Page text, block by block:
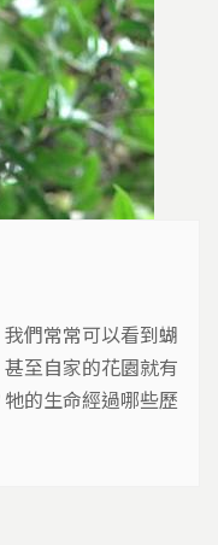
們常常可以看到蝴
至自家的花園就有
的生命經過哪些歷
花蜜？「賞蝶」其
羽化成蝶，每個過